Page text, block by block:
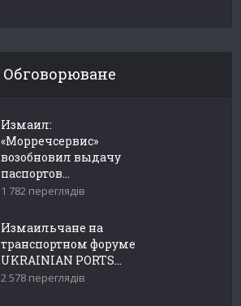
Обговорюване
Измаил:
«Морречсервис»
возобновил выдачу
паспортов...
1 782 переглядів
Измаильчане на
транспортном форуме
UKRAINIAN PORTS...
2 578 переглядів